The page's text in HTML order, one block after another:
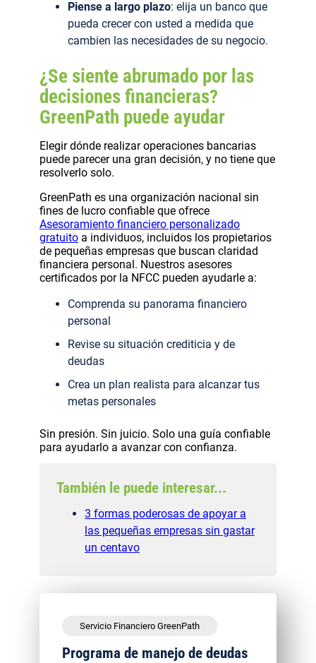
Piense a largo plazo: elija un banco que
pueda crecer con usted a medida que
cambien las necesidades de su negocio.
¿Se siente abrumado por las
decisiones financieras?
GreenPath puede ayudar
Elegir dónde realizar operaciones bancarias
puede parecer una gran decisión, y no tiene que
resolverlo solo.
GreenPath es una organización nacional sin
fines de lucro confiable que ofrece
Asesoramiento financiero personalizado
gratuito a individuos, incluidos los propietarios
de pequeñas empresas que buscan claridad
financiera personal. Nuestros asesores
certificados por la NFCC pueden ayudarle a:
Comprenda su panorama financiero
personal
Revise su situación crediticia y de
deudas
Crea un plan realista para alcanzar tus
metas personales
Sin presión. Sin juicio. Solo una guía confiable
para ayudarlo a avanzar con confianza.
También le puede interesar...
3 formas poderosas de apoyar a
las pequeñas empresas sin gastar
un centavo
Servicio Financiero GreenPath
Programa de manejo de deudas